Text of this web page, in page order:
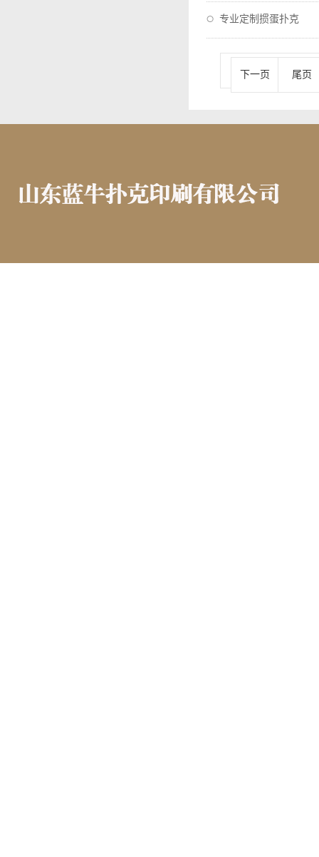
专业定制掼蛋扑克
下一页 尾页